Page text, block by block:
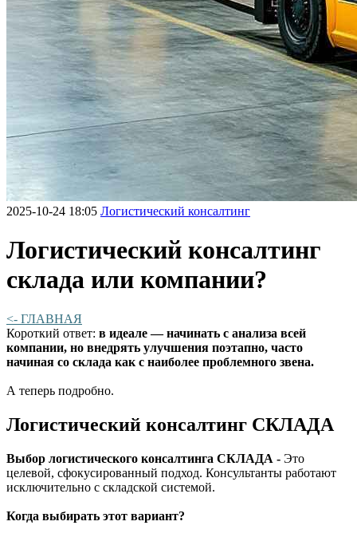
2025-10-24 18:05 Логистический консалтинг
Логистический консалтинг
склада или компании?
<- ГЛАВНАЯ
Короткий ответ: в идеале — начинать с анализа всей
компании, но внедрять улучшения поэтапно, часто
начиная со склада как с наиболее проблемного звена.
А теперь подробно.
Логистический консалтинг СКЛАДА
Выбор логистического консалтинга СКЛАДА - Это
целевой, сфокусированный подход. Консультанты работают
исключительно с складской системой.
Когда выбирать этот вариант?